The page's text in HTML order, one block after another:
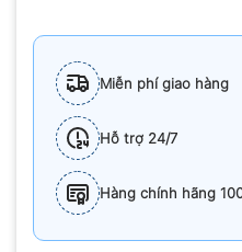
Miễn phí giao hàng
Hỗ trợ 24/7
Hàng chính hãng